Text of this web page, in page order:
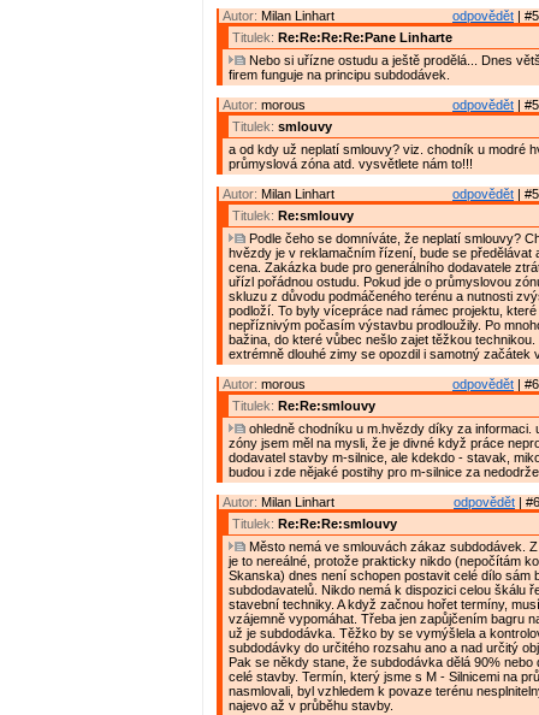
odpovědět |
Autor: Milan Linhart
Titulek: Re:Re:Re:Re:Pane Linharte
Nebo si uřízne ostudu a ještě prodělá... Dnes
firem funguje na principu subdodávek.
odpovědět |
Autor: morous
Titulek: smlouvy
a od kdy už neplatí smlouvy? viz. chodník u modré
průmyslová zóna atd. vysvětlete nám to!!!
odpovědět |
Autor: Milan Linhart
Titulek: Re:smlouvy
Podle čeho se domníváte, že neplatí smlouvy?
hvězdy je v reklamačním řízení, bude se předělávat
cena. Zakázka bude pro generálního dodavatele
uřízl pořádnou ostudu. Pokud jde o průmyslovou
skluzu z důvodu podmáčeného terénu a nutnosti
podloží. To byly vícepráce nad rámec projektu,
nepříznivým počasím výstavbu prodloužily. Po
bažina, do které vůbec nešlo zajet těžkou technikou.
extrémně dlouhé zimy se opozdil i samotný začátek
odpovědět |
Autor: morous
Titulek: Re:Re:smlouvy
ohledně chodníku u m.hvězdy díky za informaci.
zóny jsem měl na mysli, že je divné když práce
dodavatel stavby m-silnice, ale kdekdo - stavak,
budou i zde nějaké postihy pro m-silnice za
odpovědět |
Autor: Milan Linhart
Titulek: Re:Re:Re:smlouvy
Město nemá ve smlouvách zákaz subdodávek.
je to nereálné, protože prakticky nikdo (nepočítám
Skanska) dnes není schopen postavit celé dílo sám
subdodavatelů. Nikdo nemá k dispozici celou škálu
stavební techniky. A když začnou hořet termíny,
vzájemně vypomáhat. Třeba jen zapůjčením bagru
už je subdodávka. Těžko by se vymýšlela a
subdodávky do určitého rozsahu ano a nad určitý
Pak se někdy stane, že subdodávka dělá 90% nebo
celé stavby. Termín, který jsme s M - Silnicemi na
nasmlovali, byl vzhledem k povaze terénu
najevo až v průběhu stavby.